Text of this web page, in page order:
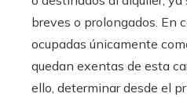
breves o prolongados. En
ocupadas únicamente
quedan exentas de esta
ello, determinar desde el